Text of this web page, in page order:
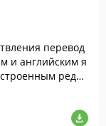
перевод
и английским я
редак